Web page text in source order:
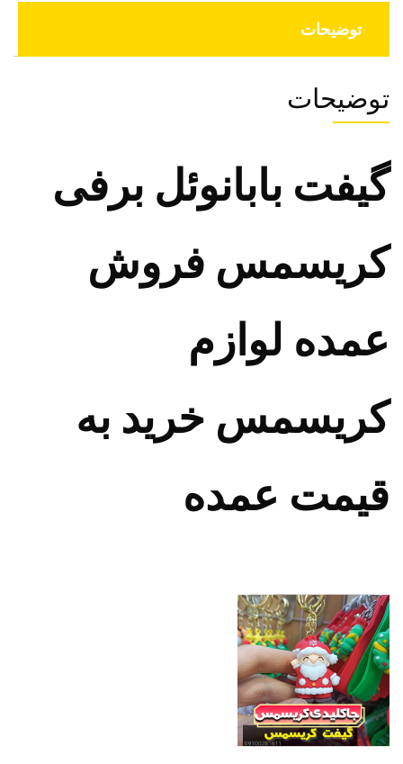
توضیحات
توضیحات
گیفت بابانوئل برفی
کریسمس فروش
عمده لوازم
کریسمس خرید به
قیمت عمده